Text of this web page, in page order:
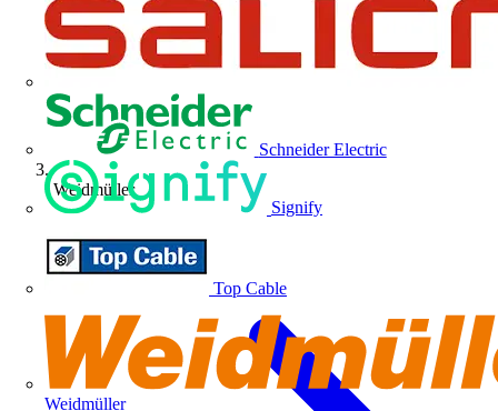
Schneider Electric
Signify
Top Cable
Weidmüller
Weidmüller